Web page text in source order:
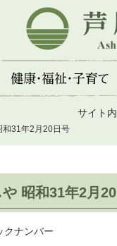
芦屋市
・福祉・子育て
サイト
和31年2月20日号
や 昭和31年2月
クナンバー